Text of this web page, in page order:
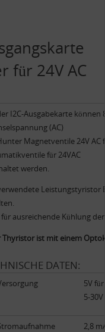
für 24V AC
I2C-Ausgabekarte können
(AC)
Magnetventile 24V
für 24VAC
werden.
Leistungstyristor
ausreichende Kühlung
Thyristor ist mit einem
DATEN:
5V
5-
2,8